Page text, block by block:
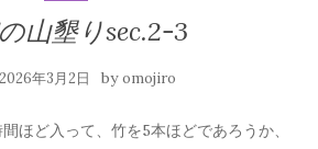
山墾りsec.2-3
2026年3月2日 byomojiro
ほど入って、竹を5本ほどであろうか、